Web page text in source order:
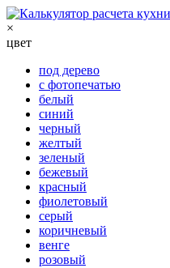
×
цвет
под дерево
с фотопечатью
белый
синий
черный
желтый
зеленый
бежевый
красный
фиолетовый
серый
коричневый
венге
розовый